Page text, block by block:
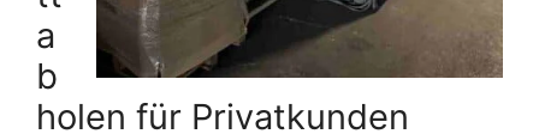
a
b
holen für Privatkunden